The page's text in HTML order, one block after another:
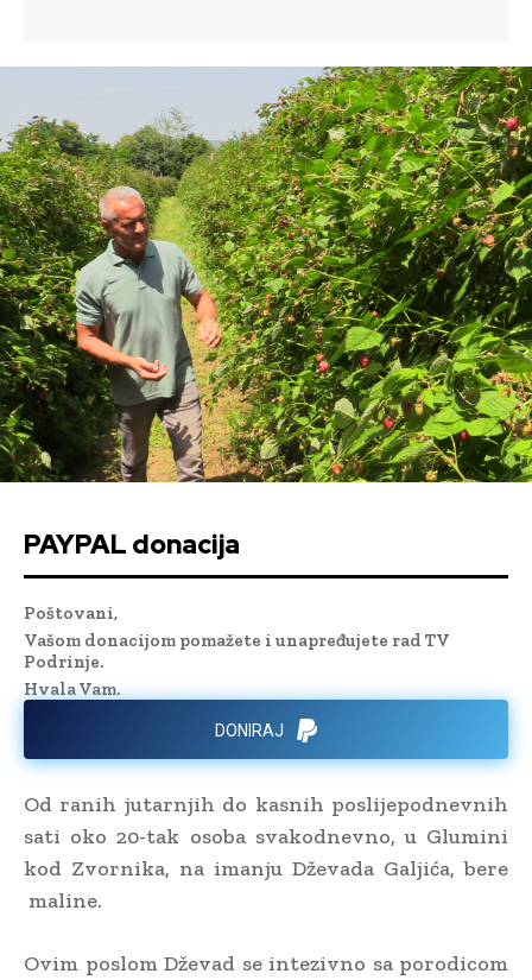
PAYPAL donacija
Poštovani,
Vašom donacijom pomažete i unapređujete rad TV
Podrinje.
Hvala Vam.
DONIRAJ
Od ranih jutarnjih do kasnih poslijepodnevnih
sati oko 20-tak osoba svakodnevno, u Glumini
kod Zvornika, na imanju Dževada Galjića, bere
maline.
Ovim poslom Dževad se intezivno sa porodicom